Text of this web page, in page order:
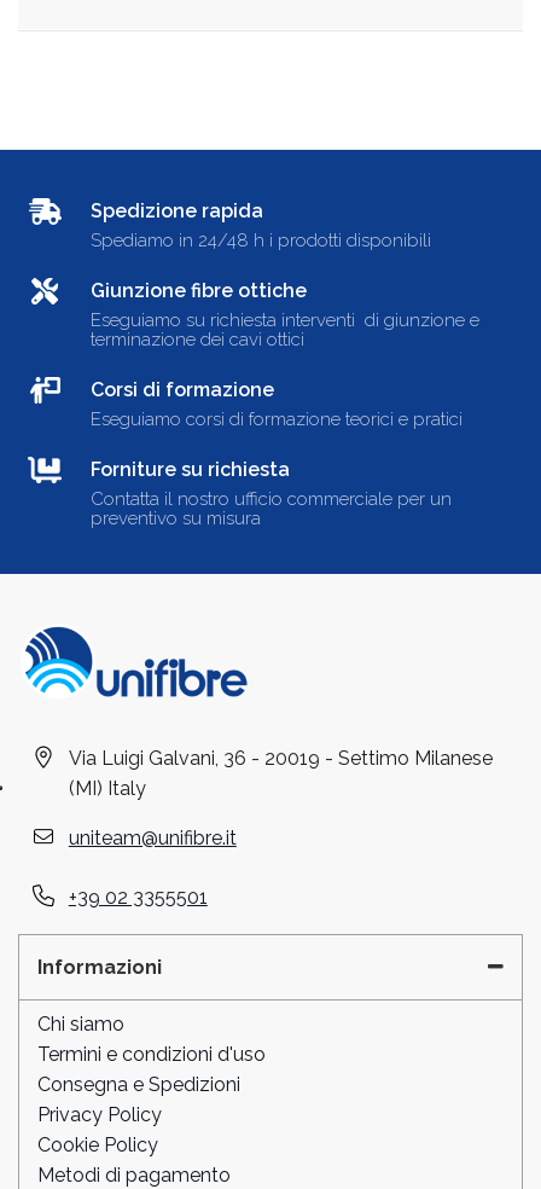
Spedizione rapida
Spediamo in 24/48 h i prodotti disponibili
Giunzione fibre ottiche
Eseguiamo su richiesta interventi di giunzione e
terminazione dei cavi ottici
Corsi di formazione
Eseguiamo corsi di formazione teorici e pratici
Forniture su richiesta
Contatta il nostro ufficio commerciale per un
preventivo su misura
Via Luigi Galvani, 36 - 20019 - Settimo Milanese
(MI) Italy
uniteam@unifibre.it
+39 02 3355501
Informazioni
Chi siamo
Termini e condizioni d'uso
Consegna e Spedizioni
Privacy Policy
Cookie Policy
Metodi di pagamento